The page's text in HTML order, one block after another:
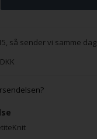
så sender vi samme dag